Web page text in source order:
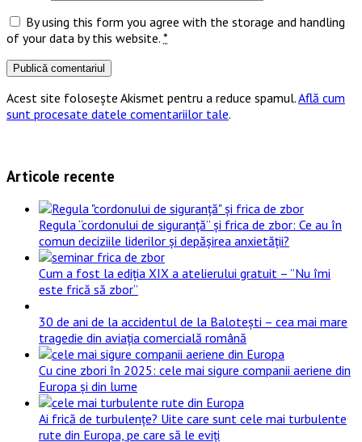
By using this form you agree with the storage and handling
of your data by this website. *
Acest site folosește Akismet pentru a reduce spamul.Află cum
sunt procesate datele comentariilor tale.
Articole recente
Regula “cordonului de siguranță” și frica de zbor: Ce au în
comun deciziile liderilor și depășirea anxietății?
Cum a fost la ediția XIX a atelierului gratuit – ”Nu îmi
este frică să zbor”
30 de ani de la accidentul de la Balotești – cea mai mare
tragedie din aviația comercială română
Cu cine zbori în 2025: cele mai sigure companii aeriene din
Europa și din lume
Ai frică de turbulențe? Uite care sunt cele mai turbulente
rute din Europa, pe care să le eviți